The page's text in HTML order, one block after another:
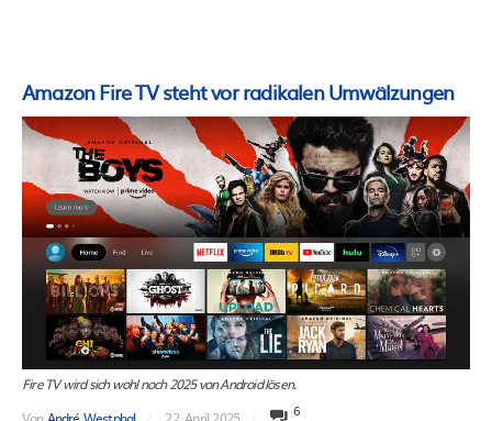
Amazon Fire TV steht vor radikalen Umwälzungen
Fire TV wird sich wohl noch 2025 von Android lösen.
6